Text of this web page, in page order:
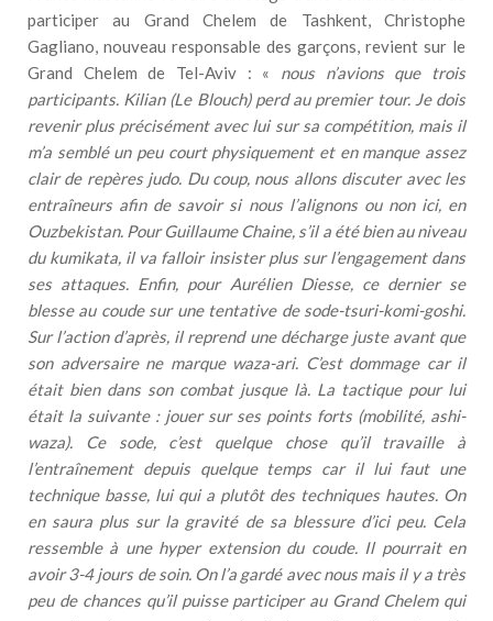
participer au Grand Chelem de Tashkent, Christophe
Gagliano, nouveau responsable des garçons, revient sur le
Grand Chelem de Tel-Aviv : « nous n’avions que trois
participants. Kilian (Le Blouch) perd au premier tour. Je dois
revenir plus précisément avec lui sur sa compétition, mais il
m’a semblé un peu court physiquement et en manque assez
clair de repères judo. Du coup, nous allons discuter avec les
entraîneurs afin de savoir si nous l’alignons ou non ici, en
Ouzbekistan. Pour Guillaume Chaine, s’il a été bien au niveau
du kumikata, il va falloir insister plus sur l’engagement dans
ses attaques. Enfin, pour Aurélien Diesse, ce dernier se
blesse au coude sur une tentative de sode-tsuri-komi-goshi.
Sur l’action d’après, il reprend une décharge juste avant que
son adversaire ne marque waza-ari. C’est dommage car il
était bien dans son combat jusque là. La tactique pour lui
était la suivante : jouer sur ses points forts (mobilité, ashi-
waza). Ce sode, c’est quelque chose qu’il travaille à
l’entraînement depuis quelque temps car il lui faut une
technique basse, lui qui a plutôt des techniques hautes. On
en saura plus sur la gravité de sa blessure d’ici peu. Cela
ressemble à une hyper extension du coude. Il pourrait en
avoir 3-4 jours de soin. On l’a gardé avec nous mais il y a très
peu de chances qu’il puisse participer au Grand Chelem qui